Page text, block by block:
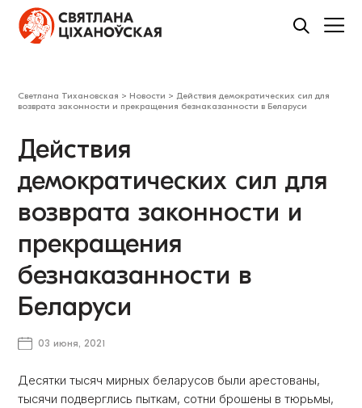
Светлана Тихановская > Новости > Действия демократических сил для
возврата законности и прекращения безнаказанности в Беларуси
Действия
демократических сил для
возврата законности и
прекращения
безнаказанности в
Беларуси
03 июня, 2021
Десятки тысяч мирных беларусов были арестованы,
тысячи подверглись пыткам, сотни брошены в тюрьмы,